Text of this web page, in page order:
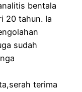
bentala
20 tahun. Ia
sudah
terima